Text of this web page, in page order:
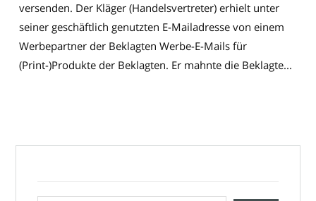
versenden. Der Kläger (Handelsvertreter) erhielt unter
seiner geschäftlich genutzten E-Mailadresse von einem
Werbepartner der Beklagten Werbe-E-Mails für
(Print-)Produkte der Beklagten. Er mahnte die Beklagte...